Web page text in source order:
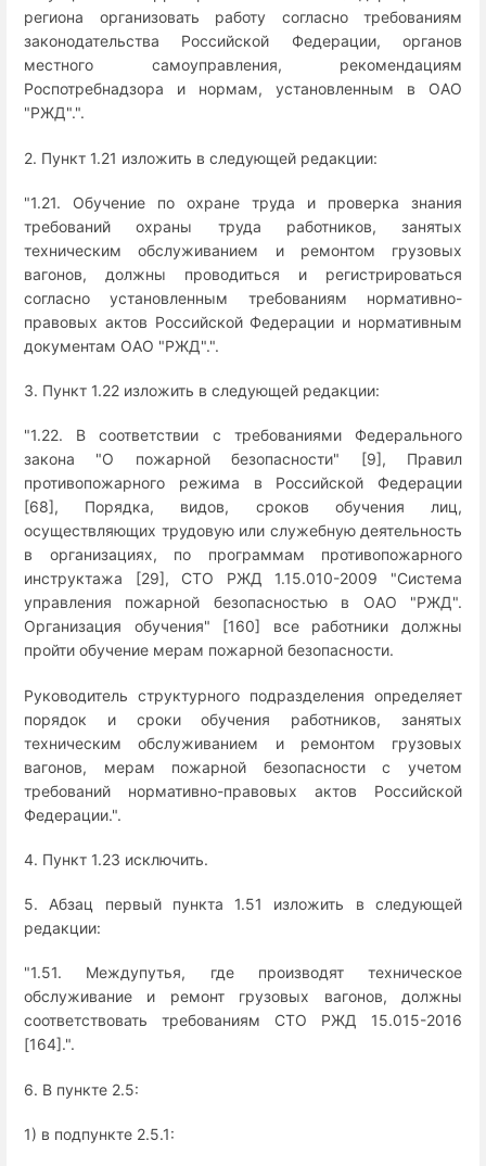
региона организовать работу согласно требованиям
законодательства Российской Федерации, органов
местного самоуправления, рекомендациям
Роспотребнадзора и нормам, установленным в ОАО
"РЖД".".
2. Пункт 1.21 изложить в следующей редакции:
"1.21. Обучение по охране труда и проверка знания
требований охраны труда работников, занятых
техническим обслуживанием и ремонтом грузовых
вагонов, должны проводиться и регистрироваться
согласно установленным требованиям нормативно-
правовых актов Российской Федерации и нормативным
документам ОАО "РЖД".".
3. Пункт 1.22 изложить в следующей редакции:
"1.22. В соответствии с требованиями Федерального
закона "О пожарной безопасности" [9], Правил
противопожарного режима в Российской Федерации
[68], Порядка, видов, сроков обучения лиц,
осуществляющих трудовую или служебную деятельность
в организациях, по программам противопожарного
инструктажа [29], СТО РЖД 1.15.010-2009 "Система
управления пожарной безопасностью в ОАО "РЖД".
Организация обучения" [160] все работники должны
пройти обучение мерам пожарной безопасности.
Руководитель структурного подразделения определяет
порядок и сроки обучения работников, занятых
техническим обслуживанием и ремонтом грузовых
вагонов, мерам пожарной безопасности с учетом
требований нормативно-правовых актов Российской
Федерации.".
4. Пункт 1.23 исключить.
5. Абзац первый пункта 1.51 изложить в следующей
редакции:
"1.51. Междупутья, где производят техническое
обслуживание и ремонт грузовых вагонов, должны
соответствовать требованиям СТО РЖД 15.015-2016
[164].".
6. В пункте 2.5:
1) в подпункте 2.5.1: